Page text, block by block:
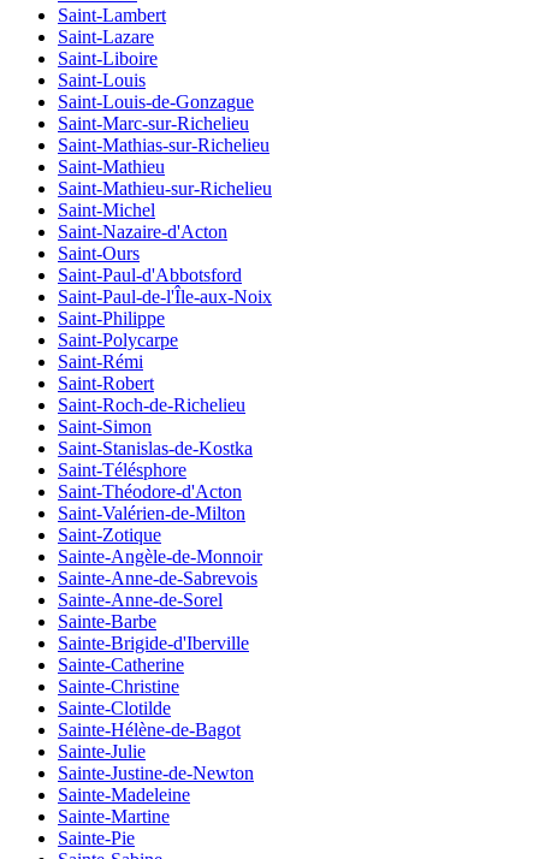
Saint-Lambert
Saint-Lazare
Saint-Liboire
Saint-Louis
Saint-Louis-de-Gonzague
Saint-Marc-sur-Richelieu
Saint-Mathias-sur-Richelieu
Saint-Mathieu
Saint-Mathieu-sur-Richelieu
Saint-Michel
Saint-Nazaire-d'Acton
Saint-Ours
Saint-Paul-d'Abbotsford
Saint-Paul-de-l'Île-aux-Noix
Saint-Philippe
Saint-Polycarpe
Saint-Rémi
Saint-Robert
Saint-Roch-de-Richelieu
Saint-Simon
Saint-Stanislas-de-Kostka
Saint-Télésphore
Saint-Théodore-d'Acton
Saint-Valérien-de-Milton
Saint-Zotique
Sainte-Angèle-de-Monnoir
Sainte-Anne-de-Sabrevois
Sainte-Anne-de-Sorel
Sainte-Barbe
Sainte-Brigide-d'Iberville
Sainte-Catherine
Sainte-Christine
Sainte-Clotilde
Sainte-Hélène-de-Bagot
Sainte-Julie
Sainte-Justine-de-Newton
Sainte-Madeleine
Sainte-Martine
Sainte-Pie